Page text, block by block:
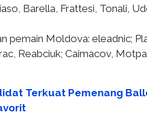
Barella, Frattesi, Tonali,
pemain Moldova: eleadnic;
Reabciuk; Caimacov,
Terkuat Pemenang